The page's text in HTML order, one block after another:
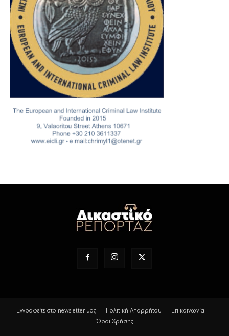
Εγγραφείτε στο newsletter μας Πολιτική Απορρήτου
Επικοινωνία
Όροι Χρήσης